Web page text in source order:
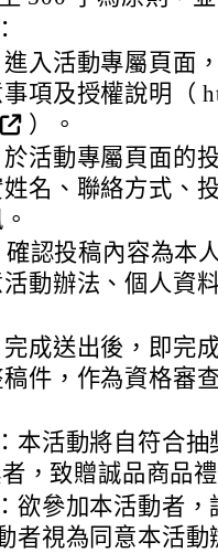
入活動專屬頁面
項及授權說明（
）。
活動專屬頁面的
名、聯絡方式、
確認投稿內容為本
動辦法、個人資
成送出後，即完
件，作為資格審
本活動將自符合
，致贈誠品商品
欲參加本活動者
者視為同意本活